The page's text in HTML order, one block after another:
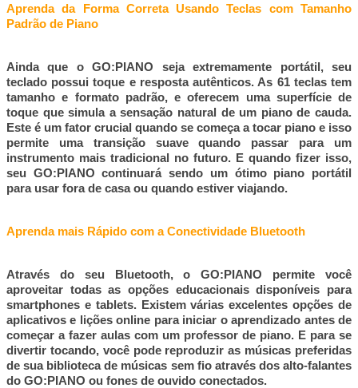
Aprenda da Forma Correta Usando Teclas com Tamanho
Padrão de Piano
Ainda que o GO:PIANO seja extremamente portátil, seu
teclado possui toque e resposta autênticos. As 61 teclas tem
tamanho e formato padrão, e oferecem uma superfície de
toque que simula a sensação natural de um piano de cauda.
Este é um fator crucial quando se começa a tocar piano e isso
permite uma transição suave quando passar para um
instrumento mais tradicional no futuro. E quando fizer isso,
seu GO:PIANO continuará sendo um ótimo piano portátil
para usar fora de casa ou quando estiver viajando.
Aprenda mais Rápido com a Conectividade Bluetooth
Através do seu Bluetooth, o GO:PIANO permite você
aproveitar todas as opções educacionais disponíveis para
smartphones e tablets. Existem várias excelentes opções de
aplicativos e lições online para iniciar o aprendizado antes de
começar a fazer aulas com um professor de piano. E para se
divertir tocando, você pode reproduzir as músicas preferidas
de sua biblioteca de músicas sem fio através dos alto-falantes
do GO:PIANO ou fones de ouvido conectados.